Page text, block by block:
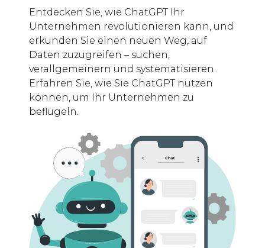
Entdecken Sie, wie ChatGPT Ihr
Unternehmen revolutionieren kann, und
erkunden Sie einen neuen Weg, auf
Daten zuzugreifen – suchen,
verallgemeinern und systematisieren.
Erfahren Sie, wie Sie ChatGPT nutzen
können, um Ihr Unternehmen zu
beflügeln.